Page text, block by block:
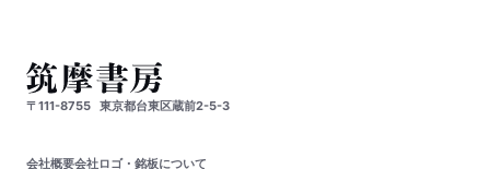
〒111-8755 東京都台東区蔵前2-5-3
会社概要会社ロゴ・銘板について